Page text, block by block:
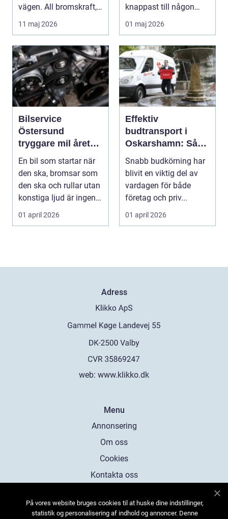
vägen. All bromskraft,
styrning och accelera...
11 maj 2026
knappast till någon
bilägares drömscen...
01 maj 2026
Bilservice
Östersund
tryggare mil året
runt
En bil som startar när
den ska, bromsar som
den ska och rullar utan
konstiga ljud är ingen
självklar...
01 april 2026
Effektiv
budtransport i
Oskarshamn: Så
väljer företag och
privatpersoner rätt
lösning
Snabb budkörning har
blivit en viktig del av
vardagen för både
företag och priv...
01 april 2026
Adress
web: www.klikko.dk
Menu
Annonsering
Om oss
Cookies
Kontakta oss
På vores website bruges cookies til at huske dine indstillinger,
statistik og personalisering af indhold og annoncer. Denne